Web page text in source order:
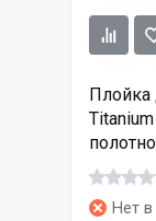
Плойка
Нет